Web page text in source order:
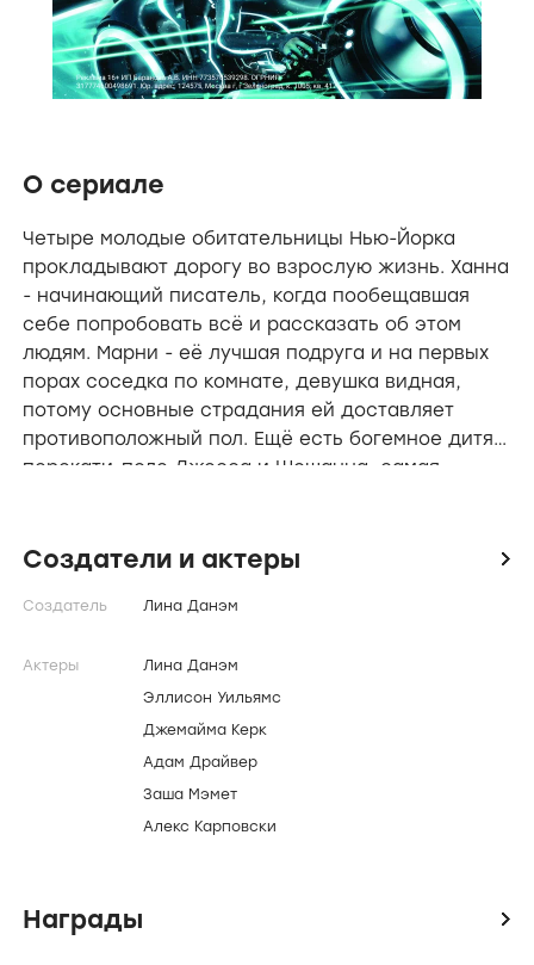
О сериале
Четыре молодые обитательницы Нью-Йорка
прокладывают дорогу во взрослую жизнь. Ханна
- начинающий писатель, когда пообещавшая
себе попробовать всё и рассказать об этом
людям. Марни - её лучшая подруга и на первых
порах соседка по комнате, девушка видная,
потому основные страдания ей доставляет
противоположный пол. Ещё есть богемное дитя и
перекати-поле Джесса и Шошанна, самая
Создатели и актеры icon
Создатель Лина Данэм
Актеры
Лина Данэм
Эллисон Уильямс
Джемайма Керк
Адам Драйвер
Заша Мэмет
Алекс Карповски
Награды icon